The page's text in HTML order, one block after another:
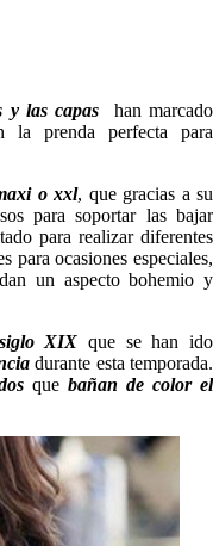
y las capas han marcado
la prenda perfecta para
o xxl, que gracias a su
para soportar las bajar
para realizar diferentes
para ocasiones especiales,
dan un aspecto bohemio y
siglo XIX que se han ido
durante esta temporada.
que bañan de color el